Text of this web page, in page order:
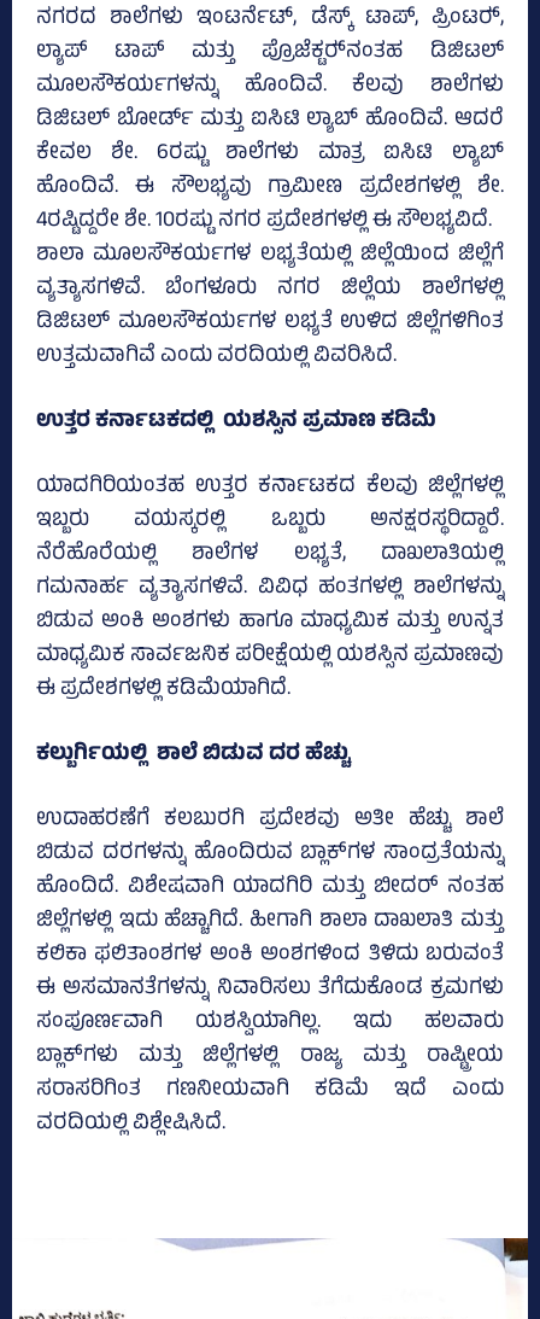
ನಗರದ ಶಾಲೆಗಳು ಇಂಟರ್ನೆಟ್‌, ಡೆಸ್ಕ್‌ ಟಾಪ್‌, ಪ್ರಿಂಟರ್‍‌,
ಲ್ಯಾಪ್‌ ಟಾಪ್‌ ಮತ್ತು ಪ್ರೊಜೆಕ್ಟರ್‍‌ನಂತಹ ಡಿಜಿಟಲ್‌
ಮೂಲಸೌಕರ್ಯಗಳನ್ನು ಹೊಂದಿವೆ. ಕೆಲವು ಶಾಲೆಗಳು
ಡಿಜಿಟಲ್‌ ಬೋರ್ಡ್‌ ಮತ್ತು ಐಸಿಟಿ ಲ್ಯಾಬ್‌ ಹೊಂದಿವೆ. ಆದರೆ
ಕೇವಲ ಶೇ. 6ರಷ್ಟು ಶಾಲೆಗಳು ಮಾತ್ರ ಐಸಿಟಿ ಲ್ಯಾಬ್‌
ಹೊಂದಿವೆ. ಈ ಸೌಲಭ್ಯವು ಗ್ರಾಮೀಣ ಪ್ರದೇಶಗಳಲ್ಲಿ ಶೇ.
4ರಷ್ಟಿದ್ದರೇ ಶೇ. 10ರಷ್ಟು ನಗರ ಪ್ರದೇಶಗಳಲ್ಲಿ ಈ ಸೌಲಭ್ಯವಿದೆ.
ಶಾಲಾ ಮೂಲಸೌಕರ್ಯಗಳ ಲಭ್ಯತೆಯಲ್ಲಿ ಜಿಲ್ಲೆಯಿಂದ ಜಿಲ್ಲೆಗೆ
ವ್ಯತ್ಯಾಸಗಳಿವೆ. ಬೆಂಗಳೂರು ನಗರ ಜಿಲ್ಲೆಯ ಶಾಲೆಗಳಲ್ಲಿ
ಡಿಜಿಟಲ್ ಮೂಲಸೌಕರ್ಯಗಳ ಲಭ್ಯತೆ ಉಳಿದ ಜಿಲ್ಲೆಗಳಿಗಿಂತ
ಉತ್ತಮವಾಗಿವೆ ಎಂದು ವರದಿಯಲ್ಲಿ ವಿವರಿಸಿದೆ.
ಉತ್ತರ ಕರ್ನಾಟಕದಲ್ಲಿ ಯಶಸ್ಸಿನ ಪ್ರಮಾಣ ಕಡಿಮೆ
ಯಾದಗಿರಿಯಂತಹ ಉತ್ತರ ಕರ್ನಾಟಕದ ಕೆಲವು ಜಿಲ್ಲೆಗಳಲ್ಲಿ
ಇಬ್ಬರು ವಯಸ್ಕರಲ್ಲಿ ಒಬ್ಬರು ಅನಕ್ಷರಸ್ಥರಿದ್ದಾರೆ.
ನೆರೆಹೊರೆಯಲ್ಲಿ ಶಾಲೆಗಳ ಲಭ್ಯತೆ, ದಾಖಲಾತಿಯಲ್ಲಿ
ಗಮನಾರ್ಹ ವ್ಯತ್ಯಾಸಗಳಿವೆ. ವಿವಿಧ ಹಂತಗಳಲ್ಲಿ ಶಾಲೆಗಳನ್ನು
ಬಿಡುವ ಅಂಕಿ ಅಂಶಗಳು ಹಾಗೂ ಮಾಧ್ಯಮಿಕ ಮತ್ತು ಉನ್ನತ
ಮಾಧ್ಯಮಿಕ ಸಾರ್ವಜನಿಕ ಪರೀಕ್ಷೆಯಲ್ಲಿ ಯಶಸ್ಸಿನ ಪ್ರಮಾಣವು
ಈ ಪ್ರದೇಶಗಳಲ್ಲಿ ಕಡಿಮೆಯಾಗಿದೆ.
ಕಲ್ಬುರ್ಗಿಯಲ್ಲಿ ಶಾಲೆ ಬಿಡುವ ದರ ಹೆಚ್ಚು
ಉದಾಹರಣೆಗೆ ಕಲಬುರಗಿ ಪ್ರದೇಶವು ಅತೀ ಹೆಚ್ಚು ಶಾಲೆ
ಬಿಡುವ ದರಗಳನ್ನು ಹೊಂದಿರುವ ಬ್ಲಾಕ್‌ಗಳ ಸಾಂದ್ರತೆಯನ್ನು
ಹೊಂದಿದೆ. ವಿಶೇಷವಾಗಿ ಯಾದಗಿರಿ ಮತ್ತು ಬೀದರ್ ನಂತಹ
ಜಿಲ್ಲೆಗಳಲ್ಲಿ ಇದು ಹೆಚ್ಚಾಗಿದೆ. ಹೀಗಾಗಿ ಶಾಲಾ ದಾಖಲಾತಿ ಮತ್ತು
ಕಲಿಕಾ ಫಲಿತಾಂಶಗಳ ಅಂಕಿ ಅಂಶಗಳಿಂದ ತಿಳಿದು ಬರುವಂತೆ
ಈ ಅಸಮಾನತೆಗಳನ್ನು ನಿವಾರಿಸಲು ತೆಗೆದುಕೊಂಡ ಕ್ರಮಗಳು
ಸಂಪೂರ್ಣವಾಗಿ ಯಶಸ್ವಿಯಾಗಿಲ್ಲ. ಇದು ಹಲವಾರು
ಬ್ಲಾಕ್‌ಗಳು ಮತ್ತು ಜಿಲ್ಲೆಗಳಲ್ಲಿ ರಾಜ್ಯ ಮತ್ತು ರಾಷ್ಟ್ರೀಯ
ಸರಾಸರಿಗಿಂತ ಗಣನೀಯವಾಗಿ ಕಡಿಮೆ ಇದೆ ಎಂದು
ವರದಿಯಲ್ಲಿ ವಿಶ್ಲೇಷಿಸಿದೆ.